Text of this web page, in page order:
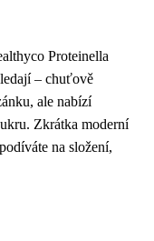
Proteinella
– chuťově
ale nabízí
Zkrátka moderní
na složení,